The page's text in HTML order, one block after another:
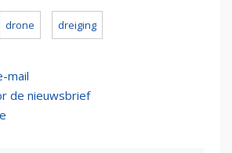
drone dreiging
mail
de nieuwsbrief